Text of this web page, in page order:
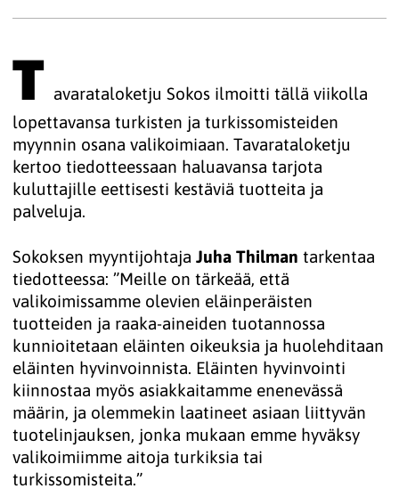
T avarataloketju Sokos ilmoitti tällä viikolla
lopettavansa turkisten ja turkissomisteiden
myynnin osana valikoimiaan. Tavarataloketju
kertoo tiedotteessaan haluavansa tarjota
kuluttajille eettisesti kestäviä tuotteita ja
palveluja.
Sokoksen myyntijohtaja Juha Thilman tarkentaa
tiedotteessa: ”Meille on tärkeää, että
valikoimissamme olevien eläinperäisten
tuotteiden ja raaka-aineiden tuotannossa
kunnioitetaan eläinten oikeuksia ja huolehditaan
eläinten hyvinvoinnista. Eläinten hyvinvointi
kiinnostaa myös asiakkaitamme enenevässä
määrin, ja olemmekin laatineet asiaan liittyvän
tuotelinjauksen, jonka mukaan emme hyväksy
valikoimiimme aitoja turkiksia tai
turkissomisteita.”